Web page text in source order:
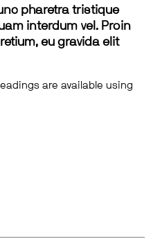
pharetra tristique
interdum vel. Proin
eu gravida elit
are available using